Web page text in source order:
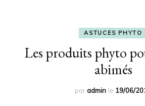
ASTUCES PHYTO
Les produits phyto
abimés
paradmin le 19/06/